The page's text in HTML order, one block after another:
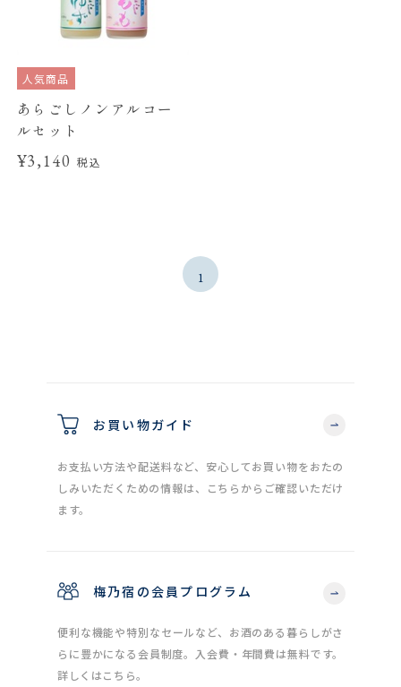
人気商品
あらごしノンアルコー
ルセット
¥3,140税込
1
お買い物ガイド
お支払い方法や配送料など、安心してお買い物をおたの
しみいただくための情報は、こちらからご確認いただけ
ます。
梅乃宿の会員プログラム
便利な機能や特別なセールなど、お酒のある暮らしがさ
らに豊かになる会員制度。入会費・年間費は無料です。
詳しくはこちら。